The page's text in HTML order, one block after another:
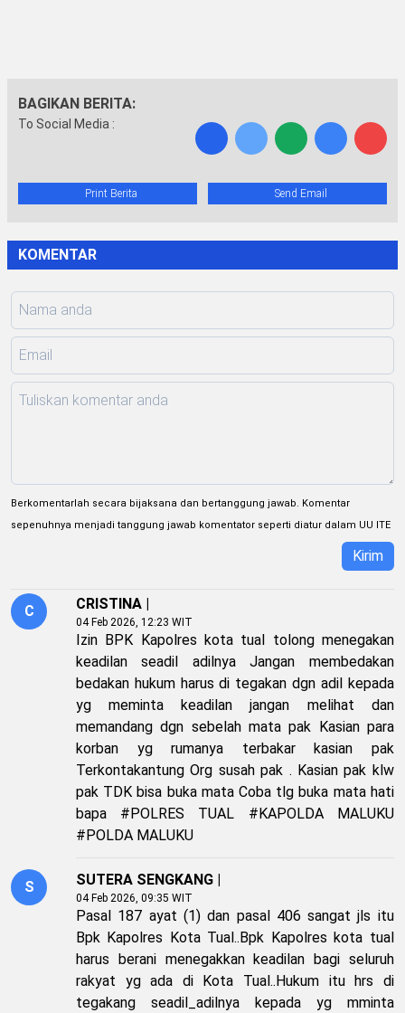
BAGIKAN BERITA:
To Social Media :
Print Berita Send Email
KOMENTAR
Berkomentarlah secara bijaksana dan bertanggung jawab. Komentar
sepenuhnya menjadi tanggung jawab komentator seperti diatur dalam UU ITE
Kirim
C CRISTINA |
04 Feb 2026, 12:23 WIT
Izin BPK Kapolres kota tual tolong menegakan
keadilan seadil adilnya Jangan membedakan
bedakan hukum harus di tegakan dgn adil kepada
yg meminta keadilan jangan melihat dan
memandang dgn sebelah mata pak Kasian para
korban yg rumanya terbakar kasian pak
Terkontakantung Org susah pak . Kasian pak klw
pak TDK bisa buka mata Coba tlg buka mata hati
bapa #POLRES TUAL #KAPOLDA MALUKU
#POLDA MALUKU
S SUTERA SENGKANG |
04 Feb 2026, 09:35 WIT
Pasal 187 ayat (1) dan pasal 406 sangat jls itu
Bpk Kapolres Kota Tual..Bpk Kapolres kota tual
harus berani menegakkan keadilan bagi seluruh
rakyat yg ada di Kota Tual..Hukum itu hrs di
tegakang seadil_adilnya kepada yg mminta